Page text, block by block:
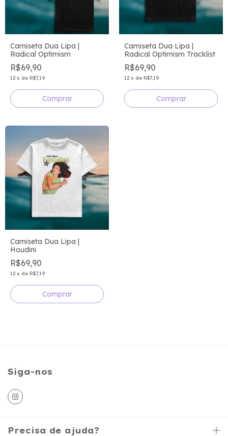
Camiseta Dua Lipa |
Radical Optimism
R$69,90
12 x de R$7,19
Comprar
Camiseta Dua Lipa |
Radical Optimism Tracklist
R$69,90
12 x de R$7,19
Comprar
Camiseta Dua Lipa |
Houdini
R$69,90
12 x de R$7,19
Comprar
Siga-nos
Precisa de ajuda?